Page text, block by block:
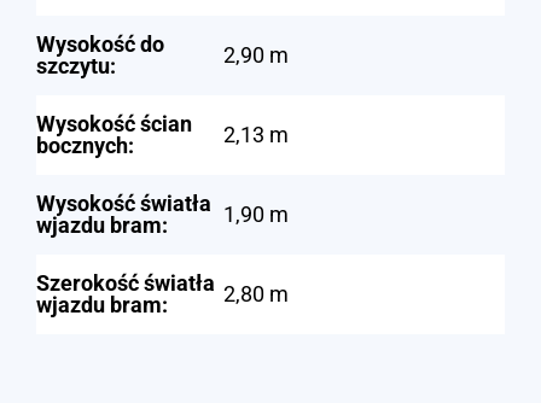
Wysokość do
szczytu:
2,90 m
Wysokość ścian
bocznych:
2,13 m
Wysokość światła
wjazdu bram:
1,90 m
Szerokość światła
wjazdu bram:
2,80 m